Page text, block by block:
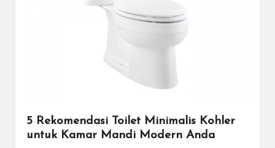
5 Rekomendasi Toilet Minimalis Kohler
untuk Kamar Mandi Modern Anda